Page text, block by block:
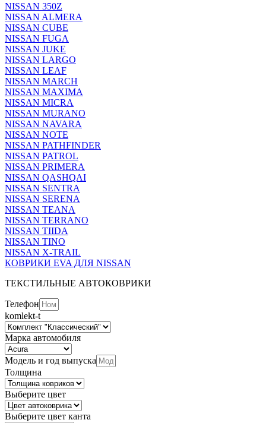
NISSAN 350Z
NISSAN ALMERA
NISSAN CUBE
NISSAN FUGA
NISSAN JUKE
NISSAN LARGO
NISSAN LEAF
NISSAN MARCH
NISSAN MAXIMA
NISSAN MICRA
NISSAN MURANO
NISSAN NAVARA
NISSAN NOTE
NISSAN PATHFINDER
NISSAN PATROL
NISSAN PRIMERA
NISSAN QASHQAI
NISSAN SENTRA
NISSAN SERENA
NISSAN TEANA
NISSAN TERRANO
NISSAN TIIDA
NISSAN TINO
NISSAN X-TRAIL
КОВРИКИ EVA ДЛЯ NISSAN
ТЕКСТИЛЬНЫЕ АВТОКОВРИКИ
Телефон
komlekt-t
Марка автомобиля
Модель и год выпуска
Толщина
Выберите цвет
Выберите цвет канта